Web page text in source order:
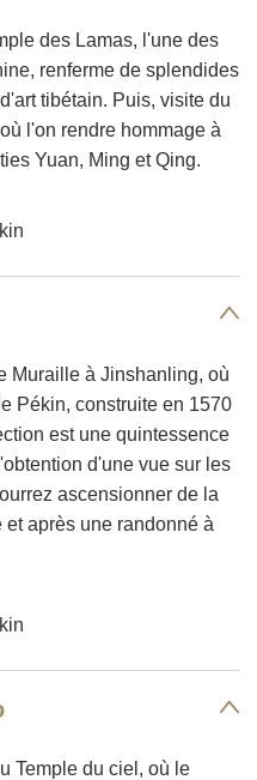
des Lamas, l'une des
renferme de splendides
tibétain. Puis, visite du
l'on rendre hommage à
Yuan, Ming et Qing.
Muraille à Jinshanling, où
Pékin, construite en 1570
est une quintessence
d'une vue sur les
ascensionner de la
après une randonné à
Temple du ciel, où le